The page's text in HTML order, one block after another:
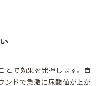
とで効果を発揮します。自
ンドで急激に尿酸値が上が